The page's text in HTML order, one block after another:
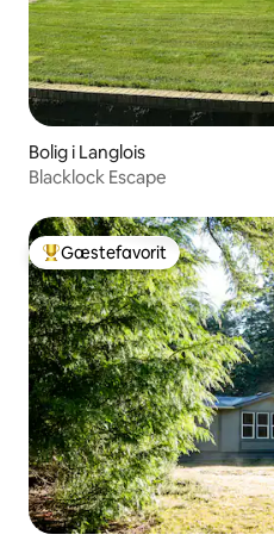
Bolig i Langlois
Blacklock Escape
Bedste gæstefavorit
Gæstefavorit